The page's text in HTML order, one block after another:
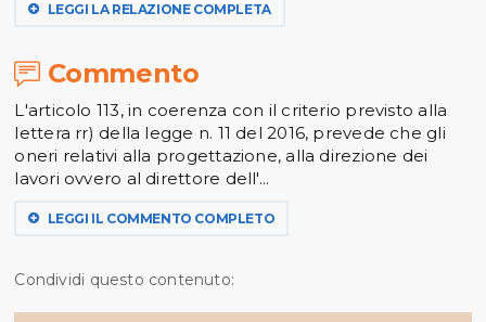
LEGGI LA RELAZIONE COMPLETA
Commento
L'articolo 113, in coerenza con il criterio previsto alla
lettera rr) della legge n. 11 del 2016, prevede che gli
oneri relativi alla progettazione, alla direzione dei
lavori ovvero al direttore dell'...
LEGGI IL COMMENTO COMPLETO
Condividi questo contenuto: